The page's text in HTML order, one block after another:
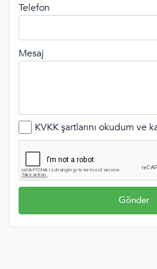
Telefon
Mesaj
KVKK şartlarını okudum ve
Gönder